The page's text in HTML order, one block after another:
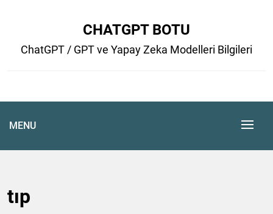
CHATGPT BOTU
ChatGPT / GPT ve Yapay Zeka Modelleri Bilgileri
MENU
tıp